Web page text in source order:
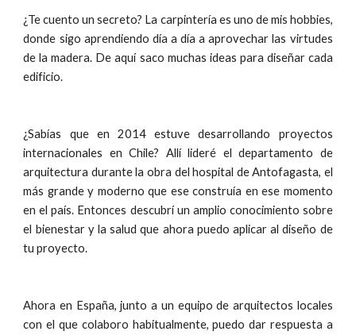
¿Te cuento un secreto? La carpintería es uno de mis hobbies,
donde sigo aprendiendo día a día a aprovechar las virtudes
de la madera. De aquí saco muchas ideas para diseñar cada
edificio.
¿Sabías que en 2014 estuve desarrollando proyectos
internacionales en Chile? Allí lideré el departamento de
arquitectura durante la obra del hospital de Antofagasta, el
más grande y moderno que ese construía en ese momento
en el país. Entonces descubrí un amplio conocimiento sobre
el bienestar y la salud que ahora puedo aplicar al diseño de
tu proyecto.
Ahora en España, junto a un equipo de arquitectos locales
con el que colaboro habitualmente, puedo dar respuesta a